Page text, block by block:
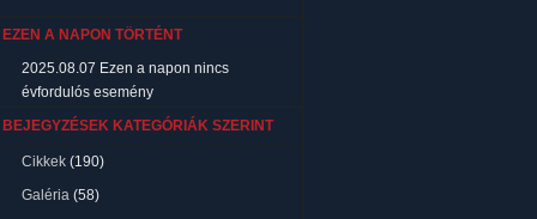
EZEN A NAPON TÖRTÉNT
2025.08.07 Ezen a napon nincs
évfordulós esemény
BEJEGYZÉSEK KATEGÓRIÁK SZERINT
Cikkek (190)
Galéria (58)